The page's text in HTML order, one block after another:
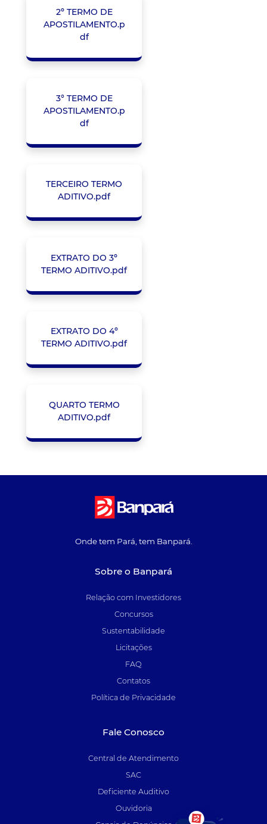
2º TERMO DE
APOSTILAMENTO.p
df
3° TERMO DE
APOSTILAMENTO.p
df
TERCEIRO TERMO
ADITIVO.pdf
EXTRATO DO 3º
TERMO ADITIVO.pdf
EXTRATO DO 4º
TERMO ADITIVO.pdf
QUARTO TERMO
ADITIVO.pdf
Onde tem Pará, tem Banpará.
Sobre o Banpará
Relação com Investidores
Concursos
Sustentabilidade
Licitações
FAQ
Contatos
Política de Privacidade
Fale Conosco
Central de Atendimento
SAC
Deficiente Auditivo
Ouvidoria